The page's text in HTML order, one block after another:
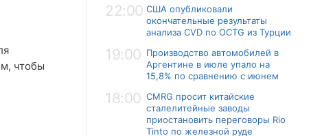
чтобы
22:00 США опубликовали
окончательные результаты
анализа CVD по OCTG из Турции
19:00 Производство автомобилей в
Аргентине в июле упало на
15,8% по сравнению с июнем
18:00 CMRG просит китайские
сталелитейные заводы
приостановить переговоры Rio
Tinto по железной руде